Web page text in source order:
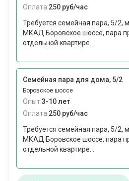
Оплата:250 руб/час
Требуется семейная пара, 5/2,
МКАД Боровское шоссе, пара
отдельной квартире...
Семейная пара для дома, 5/2
Боровское шоссе
Опыт:3-10 лет
Оплата:250 руб/час
Требуется семейная пара, 5/2,
МКАД Боровское шоссе, пара
отдельной квартире...